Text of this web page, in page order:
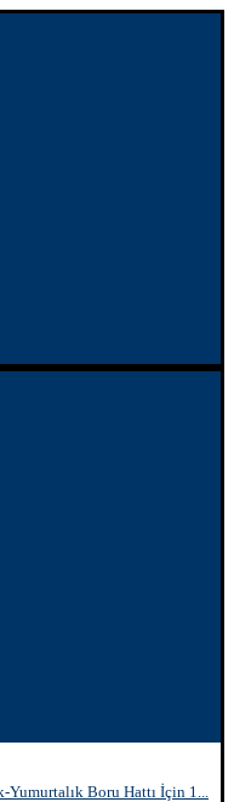
Yumurtalık Boru Hattı İçin 1...